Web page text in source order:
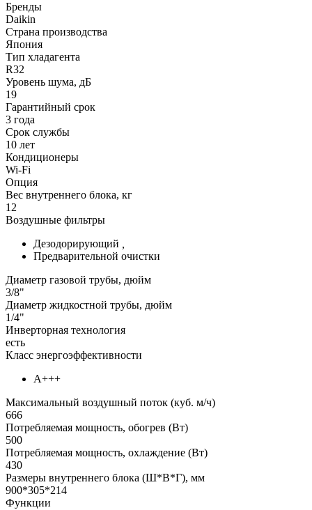
Бренды
Daikin
Страна производства
Япония
Тип хладагента
R32
Уровень шума, дБ
19
Гарантийный срок
3 года
Срок службы
10 лет
Кондиционеры
Wi-Fi
Опция
Вес внутреннего блока, кг
12
Воздушные фильтры
Дезодорирующий
Предварительной очистки
Диаметр газовой трубы, дюйм
3/8"
Диаметр жидкостной трубы, дюйм
1/4"
Инверторная технология
есть
Класс энергоэффективности
А+++
Максимальный воздушный поток (куб. м/ч)
666
Потребляемая мощность, обогрев (Вт)
500
Потребляемая мощность, охлаждение (Вт)
430
Размеры внутреннего блока (Ш*В*Г), мм
900*305*214
Функции